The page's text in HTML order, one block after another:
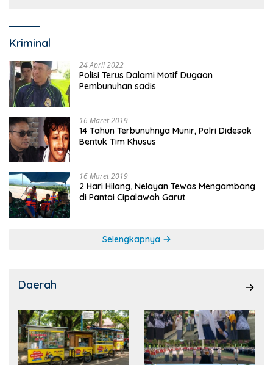
Kriminal
24 April 2022
Polisi Terus Dalami Motif Dugaan
Pembunuhan sadis
16 Maret 2019
14 Tahun Terbunuhnya Munir, Polri Didesak
Bentuk Tim Khusus
16 Maret 2019
2 Hari Hilang, Nelayan Tewas Mengambang
di Pantai Cipalawah Garut
Selengkapnya
Daerah